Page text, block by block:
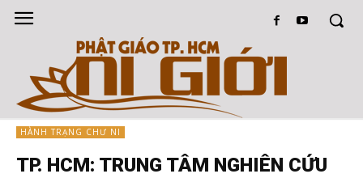
HÀNH TRẠNG CHƯ NI
TP. HCM: TRUNG TÂM NGHIÊN CỨU